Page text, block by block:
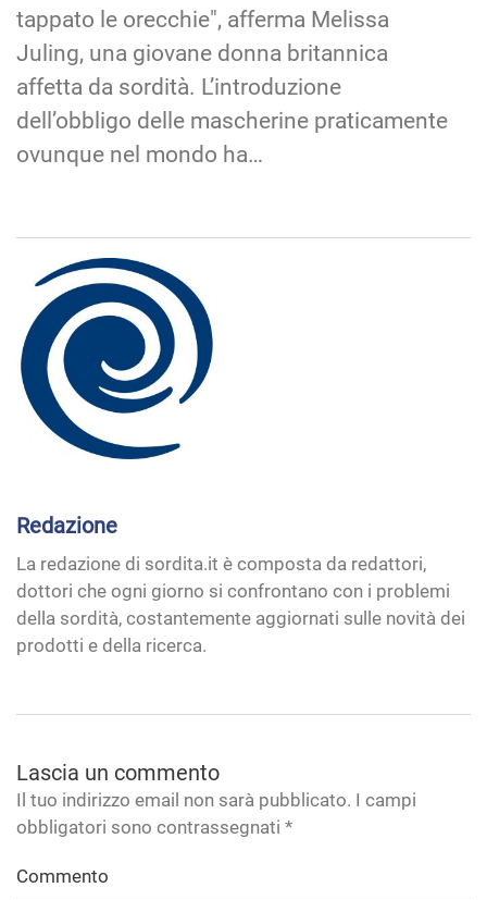
tappato le orecchie", afferma Melissa
Juling, una giovane donna britannica
affetta da sordità. L’introduzione
dell’obbligo delle mascherine praticamente
ovunque nel mondo ha…
Redazione
La redazione di sordita.it è composta da redattori,
dottori che ogni giorno si confrontano con i problemi
della sordità, costantemente aggiornati sulle novità dei
prodotti e della ricerca.
Lascia un commento
Il tuo indirizzo email non sarà pubblicato. I campi
obbligatori sono contrassegnati *
Commento